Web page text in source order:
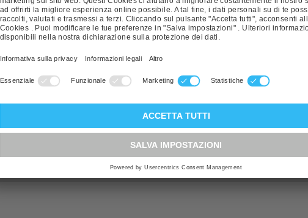
Elektron AG (inkl. ex. Brupel AG)
Si prega di richiedere maggiori informazioni su questo prodotto.